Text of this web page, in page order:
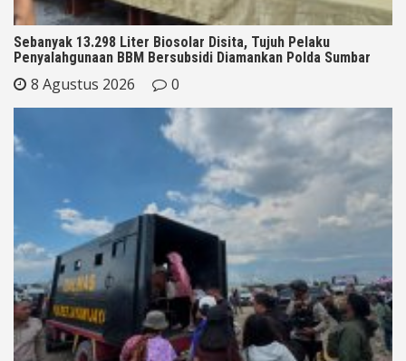
Sebanyak 13.298 Liter Biosolar Disita, Tujuh Pelaku
Penyalahgunaan BBM Bersubsidi Diamankan Polda Sumbar
8 Agustus 2026 0